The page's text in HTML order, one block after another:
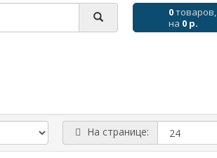
0товаров,
на 0 р.
На странице: